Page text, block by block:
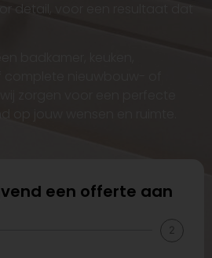
detail, voor een resultaat dat
een offerte aan
2